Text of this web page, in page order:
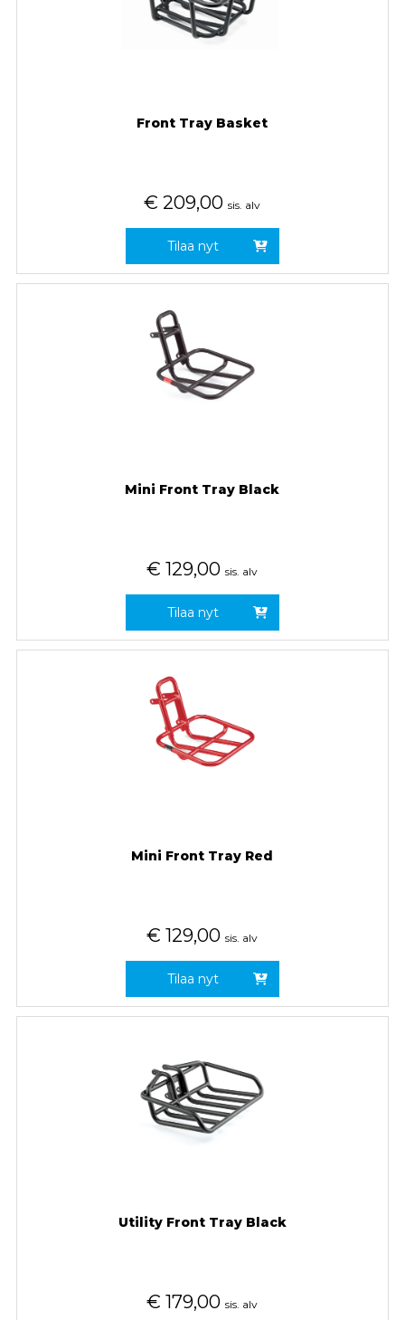
Front Tray Basket
€ 209,00 sis. alv
Tilaa nyt
Mini Front Tray Black
€ 129,00 sis. alv
Tilaa nyt
Mini Front Tray Red
€ 129,00 sis. alv
Tilaa nyt
Utility Front Tray Black
€ 179,00 sis. alv